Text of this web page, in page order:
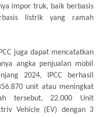
impor truk, baik berbasis
listrik yang ramah
juga dapat mencatatkan
angka penjualan mobil
2024, IPCC berhasil
unit atau meningkat
tersebut, 22.000 Unit
Vehicle (EV) dengan 3